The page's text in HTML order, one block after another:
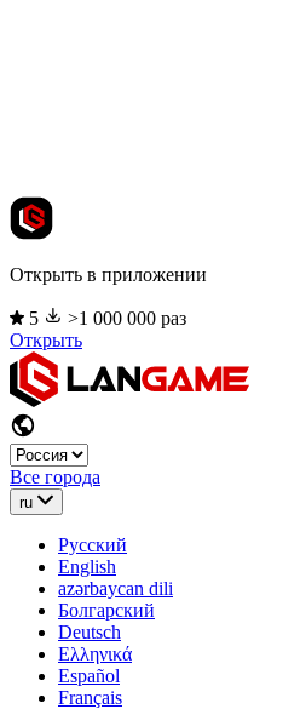
Открыть в приложении
5
>1 000 000 раз
Открыть
Все города
ru
Русский
English
azərbaycan dili
Болгарский
Deutsch
Ελληνικά
Español
Français